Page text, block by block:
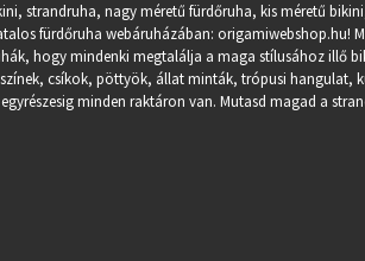
strandruha, nagy méretű fürdőruha, kis méretű
fürdőruha webáruházában: origamiwebshop.hu!
hogy mindenki megtalálja a maga stílusához illő
színek, csíkok, pöttyök, állat minták, trópusi
minden raktáron van. Mutasd magad a